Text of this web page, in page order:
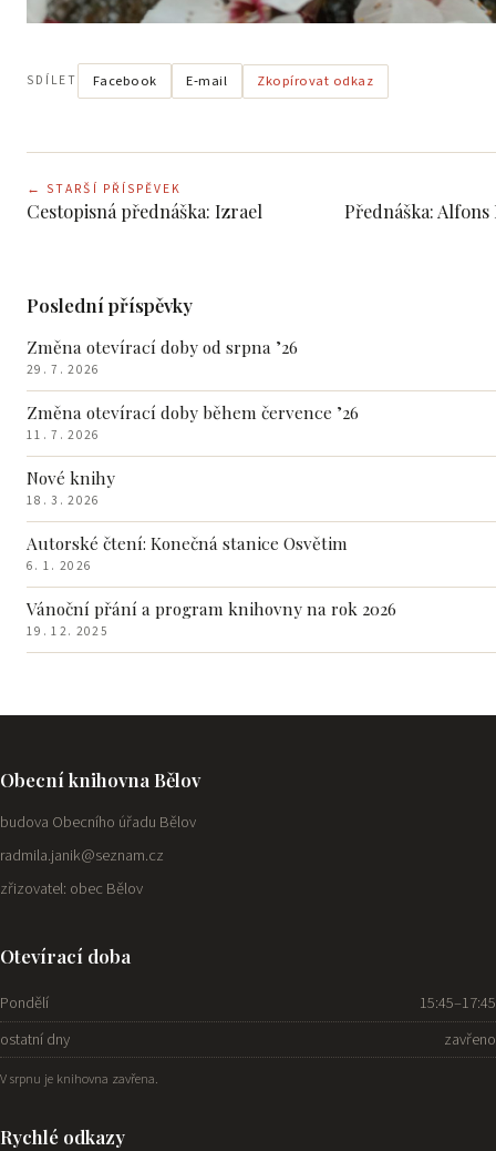
SDÍLET Facebook E‑mail Zkopírovat odkaz
← STARŠÍ PŘÍSPĚVEK
Cestopisná přednáška: Izrael
Poslední příspěvky
Změna otevírací doby od srpna ’26
29. 7. 2026
Změna otevírací doby během července ’26
11. 7. 2026
Nové knihy
18. 3. 2026
Autorské čtení: Konečná stanice Osvětim
6. 1. 2026
Vánoční přání a program knihovny na rok 2026
19. 12. 2025
Obecní knihovna Bělov
budova Obecního úřadu Bělov
radmila.janik@seznam.cz
zřizovatel: obec Bělov
Otevírací doba
Pondělí
15:45–17:45
ostatní dny
zavřeno
V srpnu je knihovna zavřena.
Rychlé odkazy